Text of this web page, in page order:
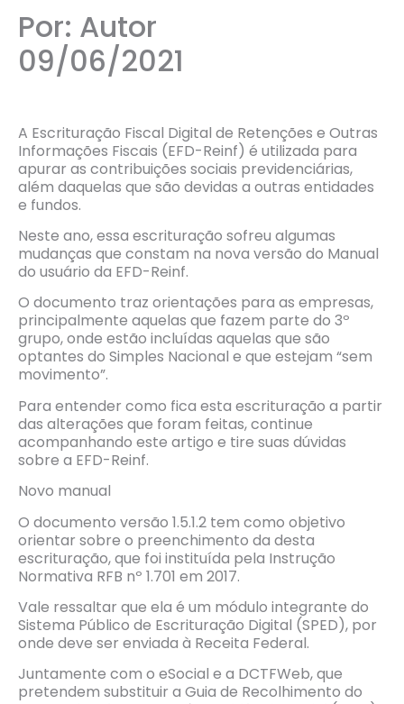
Por: Autor
09/06/2021
A Escrituração Fiscal Digital de Retenções e Outras
Informações Fiscais (EFD-Reinf) é utilizada para
apurar as contribuições sociais previdenciárias,
além daquelas que são devidas a outras entidades
e fundos.
Neste ano, essa escrituração sofreu algumas
mudanças que constam na nova versão do Manual
do usuário da EFD-Reinf.
O documento traz orientações para as empresas,
principalmente aquelas que fazem parte do 3º
grupo, onde estão incluídas aquelas que são
optantes do Simples Nacional e que estejam “sem
movimento”.
Para entender como fica esta escrituração a partir
das alterações que foram feitas, continue
acompanhando este artigo e tire suas dúvidas
sobre a EFD-Reinf.
Novo manual
O documento versão 1.5.1.2 tem como objetivo
orientar sobre o preenchimento da desta
escrituração, que foi instituída pela Instrução
Normativa RFB nº 1.701 em 2017.
Vale ressaltar que ela é um módulo integrante do
Sistema Público de Escrituração Digital (SPED), por
onde deve ser enviada à Receita Federal.
Juntamente com o eSocial e a DCTFWeb, que
pretendem substituir a Guia de Recolhimento do